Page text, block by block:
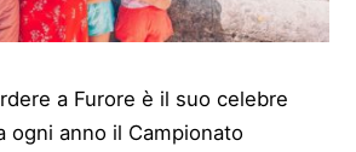
a Furore è il suo celebre
ogni anno il Campionato